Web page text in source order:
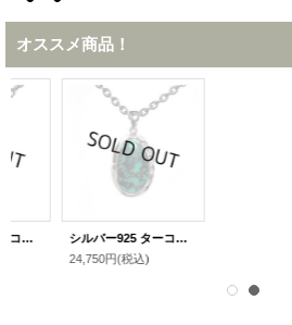
オススメ商品！
シルバー925 ターコイズペンダント / Native Accessory Collection（インディアンジュエリー＆シルバーフェザーetc...）
24,750円(税込)